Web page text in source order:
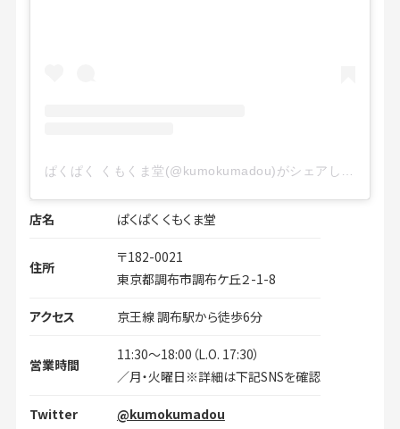
店名 ぱくぱく くもくま堂
住所
〒182-0021
東京都調布市調布ケ丘２-1-8
アクセス 京王線 調布駅から徒歩6分
営業時間
11:30〜18:00（L.O. 17:30）
／月・火曜日※詳細は下記SNSを確認
Twitter @kumokumadou